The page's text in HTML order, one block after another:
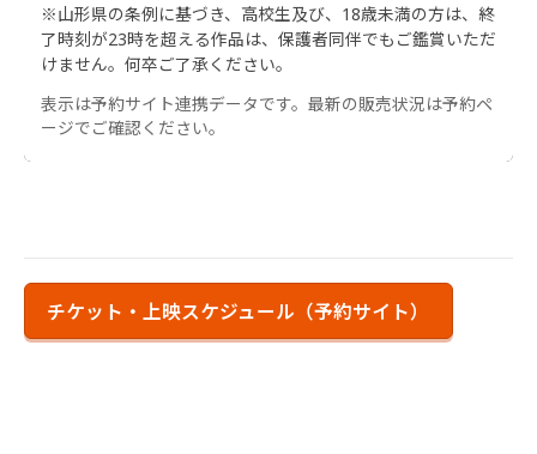
※山形県の条例に基づき、高校生及び、18歳未満の方は、終
了時刻が23時を超える作品は、保護者同伴でもご鑑賞いただ
けません。何卒ご了承ください。
表示は予約サイト連携データです。最新の販売状況は予約ペ
ージでご確認ください。
チケット・上映スケジュール（予約サイト）